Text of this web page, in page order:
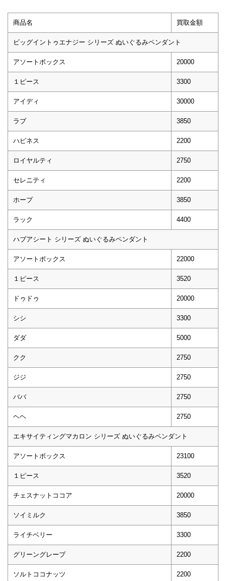
商品名 買取金額
ビッグイントゥエナジー シリーズ ぬいぐるみペンダント
アソートボックス 20000
１ピース 3300
アイディ 30000
ラブ 3850
ハピネス 2200
ロイヤルティ 2750
セレニティ 2200
ホープ 3850
ラック 4400
ハブアシート シリーズ ぬいぐるみペンダント
アソートボックス 22000
１ピース 3520
ドゥドゥ 20000
シシ 3300
ダダ 5000
クク 2750
ジジ 2750
ババ 2750
ヘヘ 2750
エキサイティングマカロン シリーズ ぬいぐるみペンダント
アソートボックス 23100
１ピース 3520
チェスナットココア 20000
ソイミルク 3850
ライチベリー 3300
グリーングレープ 2200
ソルトココナッツ 2200